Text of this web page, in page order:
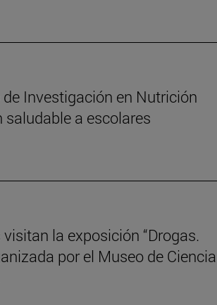
Investigación en Nutrición
a escolares
la exposición “Drogas.
por el Museo de